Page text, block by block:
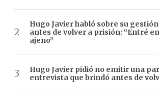
Hugo Javier habló sobre su
antes de volver a prisión: “Entré
ajeno”
Hugo Javier pidió no emitir una
entrevista que brindó antes de